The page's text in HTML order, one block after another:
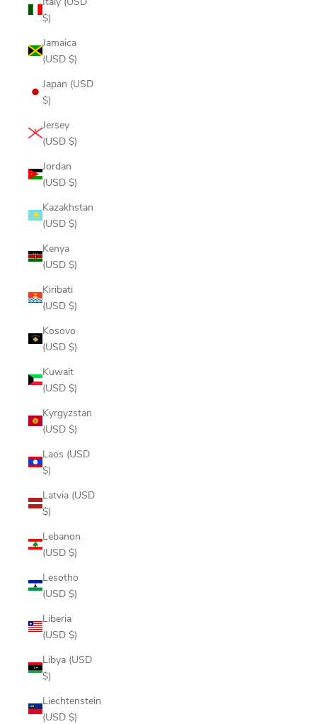
$)
Jamaica
(USD $)
Japan (USD
$)
Jersey
(USD $)
Jordan
(USD $)
Kazakhstan
(USD $)
Kenya
(USD $)
Kiribati
(USD $)
Kosovo
(USD $)
Kuwait
(USD $)
Kyrgyzstan
(USD $)
Laos (USD
$)
Latvia (USD
$)
Lebanon
(USD $)
Lesotho
(USD $)
Liberia
(USD $)
Libya (USD
$)
Liechtenstein
(USD $)